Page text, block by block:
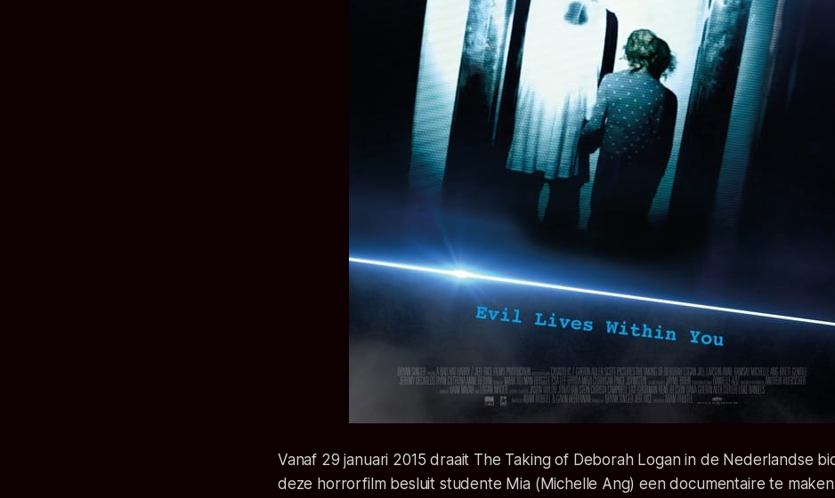
Vanaf 29 januari 2015 draait The Taking of Deborah Logan in de Nederlandse
deze horrorfilm besluit studente Mia (Michelle Ang) een documentaire te